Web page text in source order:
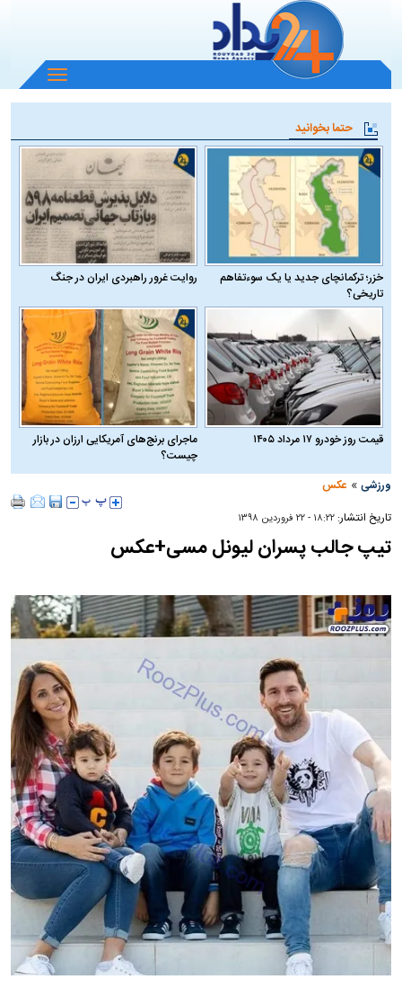
باز
و
منو
حتما بخوانید
خزر؛ ترکمانچای جدید یا یک سوءتفاهم
تاریخی؟
روایت غرور راهبردی ایران در جنگ
قیمت روز خودرو ۱۷ مرداد ۱۴۰۵
ماجرای برنج‌های آمریکایی ارزان در بازار
چیست؟
ورزشی » عکس
تاریخ انتشار:۱۸:۲۲ - ۲۲ فروردين ۱۳۹۸
تیپ جالب پسران لیونل مسی+عکس